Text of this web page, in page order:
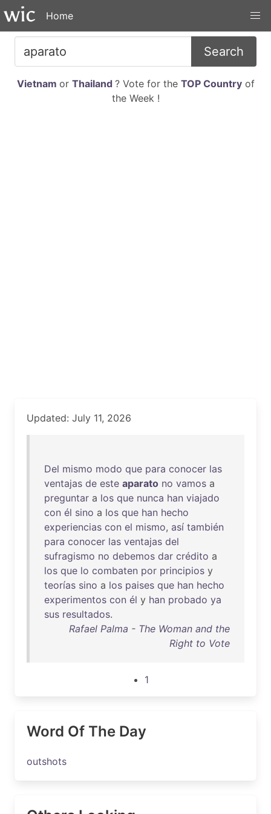
Home
Search
Vietnam or Thailand ? Vote for the TOP Countryof
the Week !
Updated: July 11, 2026
Del mismo modo que para conocer las
ventajas de este aparato no vamos a
preguntar a los que nunca han viajado
con él sino a los que han hecho
experiencias con el mismo, así también
para conocer las ventajas del
sufragismo no debemos dar crédito a
los que lo combaten por principios y
teorías sino a los paises que han hecho
experimentos con él y han probado ya
sus resultados.
Rafael Palma - The Woman and the
Right to Vote
1
Word Of The Day
outshots